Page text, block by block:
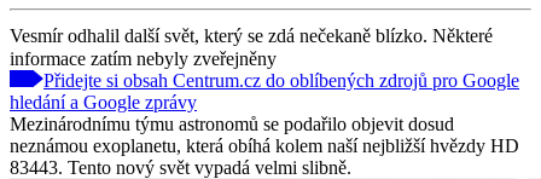
Vesmír odhalil další svět, který se zdá nečekaně blízko. Některé
informace zatím nebyly zveřejněny
Přidejte si obsah Centrum.cz do oblíbených zdrojů pro Google
hledání a Google zprávy
Mezinárodnímu týmu astronomů se podařilo objevit dosud
neznámou exoplanetu, která obíhá kolem naší nejbližší hvězdy HD
83443. Tento nový svět vypadá velmi slibně.